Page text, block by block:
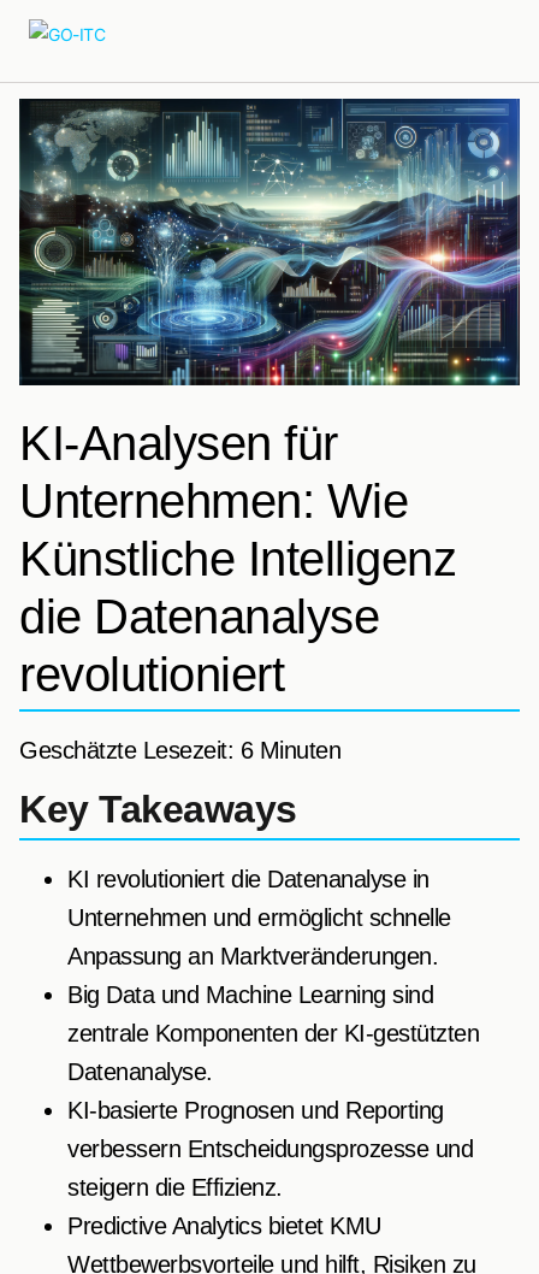
KI-Analysen für
Unternehmen: Wie
Künstliche Intelligenz
die Datenanalyse
revolutioniert
Geschätzte Lesezeit: 6 Minuten
Key Takeaways
KI revolutioniert die Datenanalyse in
Unternehmen und ermöglicht schnelle
Anpassung an Marktveränderungen.
Big Data und Machine Learning sind
zentrale Komponenten der KI-gestützten
Datenanalyse.
KI-basierte Prognosen und Reporting
verbessern Entscheidungsprozesse und
steigern die Effizienz.
Predictive Analytics bietet KMU
Wettbewerbsvorteile und hilft, Risiken zu